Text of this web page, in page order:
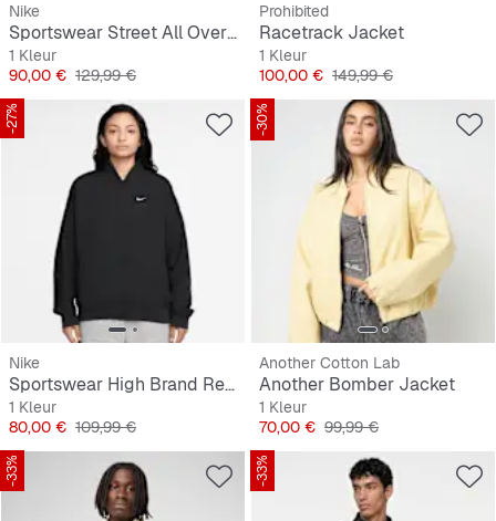
Nike
Sportswear Street All Over Print Sherpa
1 Kleur
Prijs
90,00 € Originele Prijs
129,99 €
Prohibited
Racetrack Jacket
1 Kleur
Prijs
100,00 € Originele Prijs
149,99 €
-27%
Nike
Sportswear High Brand Read Varsity Jacket
1 Kleur
Prijs
80,00 € Originele Prijs
109,99 €
-30%
Another Cotton Lab
Another Bomber Jacket
1 Kleur
Prijs
70,00 € Originele Prijs
99,99 €
-33% -33%